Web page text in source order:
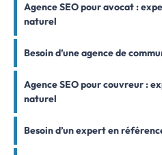
Agence SEO pour avocat :
naturel
Besoin d’une agence de
Agence SEO pour couvreur :
naturel
Besoin d’un expert en